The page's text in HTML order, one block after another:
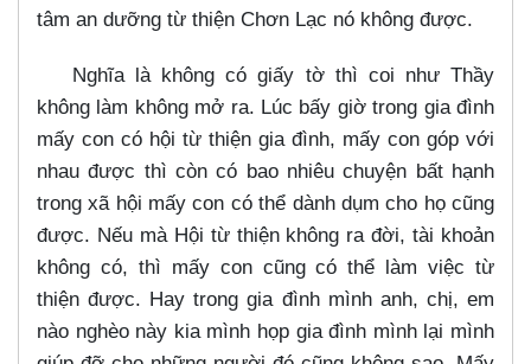
tâm an dưỡng từ thiện Chơn Lạc nó không được.
Nghĩa là không có giấy tờ thì coi như Thầy
không làm không mở ra. Lúc bấy giờ trong gia đình
mấy con có hội từ thiện gia đình, mấy con góp với
nhau được thì còn có bao nhiêu chuyện bất hạnh
trong xã hội mấy con có thể dành dụm cho họ cũng
được. Nếu mà Hội từ thiện không ra đời, tài khoản
không có, thì mấy con cũng có thể làm việc từ
thiện được. Hay trong gia đình mình anh, chị, em
nào nghèo này kia mình họp gia đình mình lại mình